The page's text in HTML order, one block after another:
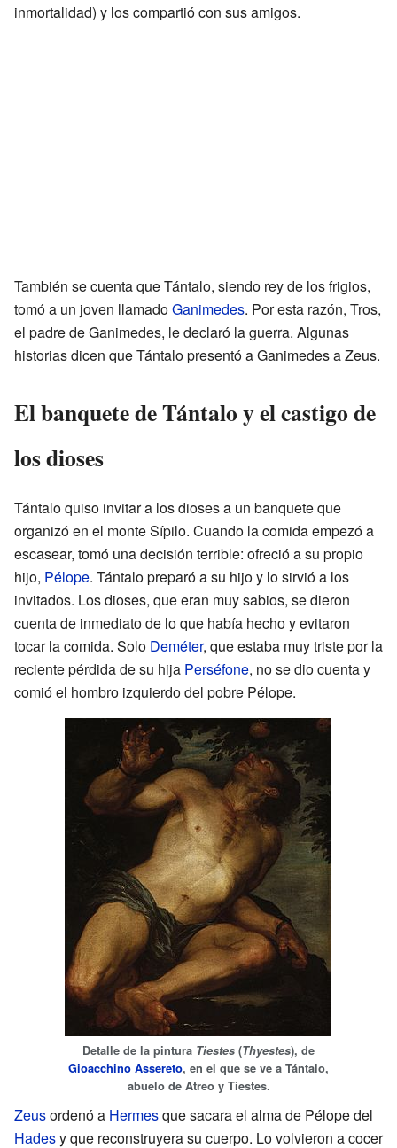
inmortalidad) y los compartió con sus amigos.
También se cuenta que Tántalo, siendo rey de los frigios,
tomó a un joven llamadoGanimedes. Por esta razón, Tros,
el padre de Ganimedes, le declaró la guerra. Algunas
historias dicen que Tántalo presentó a Ganimedes a Zeus.
El banquete de Tántalo y el castigo de
los dioses
Tántalo quiso invitar a los dioses a un banquete que
organizó en el monte Sípilo. Cuando la comida empezó a
escasear, tomó una decisión terrible: ofreció a su propio
hijo, Pélope. Tántalo preparó a su hijo y lo sirvió a los
invitados. Los dioses, que eran muy sabios, se dieron
cuenta de inmediato de lo que había hecho y evitaron
tocar la comida. Solo Deméter, que estaba muy triste por la
reciente pérdida de su hija Perséfone, no se dio cuenta y
comió el hombro izquierdo del pobre Pélope.
Detalle de la pintura Tiestes (Thyestes), de
Gioacchino Assereto, en el que se ve a Tántalo,
abuelo de Atreo y Tiestes.
Zeusordenó a Hermesque sacara el alma de Pélope del
Hadesy que reconstruyera su cuerpo. Lo volvieron a cocer